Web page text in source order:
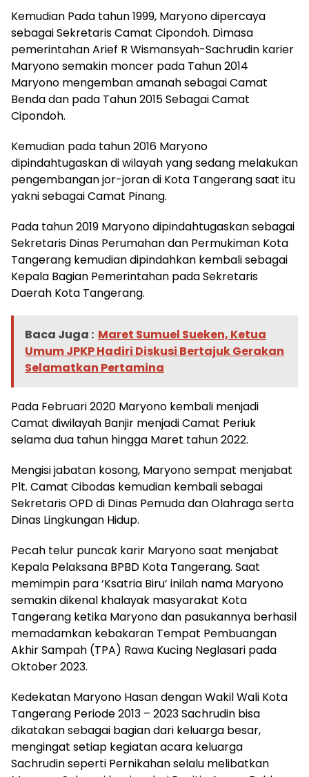
Kemudian Pada tahun 1999, Maryono dipercaya
sebagai Sekretaris Camat Cipondoh. Dimasa
pemerintahan Arief R Wismansyah-Sachrudin karier
Maryono semakin moncer pada Tahun 2014
Maryono mengemban amanah sebagai Camat
Benda dan pada Tahun 2015 Sebagai Camat
Cipondoh.
Kemudian pada tahun 2016 Maryono
dipindahtugaskan di wilayah yang sedang melakukan
pengembangan jor-joran di Kota Tangerang saat itu
yakni sebagai Camat Pinang.
Pada tahun 2019 Maryono dipindahtugaskan sebagai
Sekretaris Dinas Perumahan dan Permukiman Kota
Tangerang kemudian dipindahkan kembali sebagai
Kepala Bagian Pemerintahan pada Sekretaris
Daerah Kota Tangerang.
Baca Juga : Maret Sumuel Sueken, Ketua
Umum JPKP Hadiri Diskusi Bertajuk Gerakan
Selamatkan Pertamina
Pada Februari 2020 Maryono kembali menjadi
Camat diwilayah Banjir menjadi Camat Periuk
selama dua tahun hingga Maret tahun 2022.
Mengisi jabatan kosong, Maryono sempat menjabat
Plt. Camat Cibodas kemudian kembali sebagai
Sekretaris OPD di Dinas Pemuda dan Olahraga serta
Dinas Lingkungan Hidup.
Pecah telur puncak karir Maryono saat menjabat
Kepala Pelaksana BPBD Kota Tangerang. Saat
memimpin para ‘Ksatria Biru’ inilah nama Maryono
semakin dikenal khalayak masyarakat Kota
Tangerang ketika Maryono dan pasukannya berhasil
memadamkan kebakaran Tempat Pembuangan
Akhir Sampah (TPA) Rawa Kucing Neglasari pada
Oktober 2023.
Kedekatan Maryono Hasan dengan Wakil Wali Kota
Tangerang Periode 2013 – 2023 Sachrudin bisa
dikatakan sebagai bagian dari keluarga besar,
mengingat setiap kegiatan acara keluarga
Sachrudin seperti Pernikahan selalu melibatkan